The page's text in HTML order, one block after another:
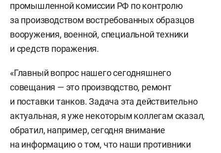
промышленной комиссии РФ по контролю
за производством востребованных образцов
вооружения, военной, специальной техники
и средств поражения.
«Главный вопрос нашего сегодняшнего
совещания — это производство, ремонт
и поставки танков. Задача эта действительно
актуальная, я уже некоторым коллегам сказал,
обратил, например, сегодня внимание
на информацию о том, что наши противники